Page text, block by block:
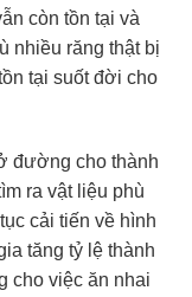
còn tồn tại và
nhiều răng thật bị
tại suốt đời cho
đường cho thành
ra vật liệu phù
cải tiến về hình
tăng tỷ lệ thành
cho việc ăn nhai